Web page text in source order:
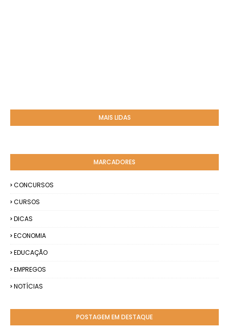
MAIS LIDAS
MARCADORES
CONCURSOS
CURSOS
DICAS
ECONOMIA
EDUCAÇÃO
EMPREGOS
NOTÍCIAS
POSTAGEM EM DESTAQUE